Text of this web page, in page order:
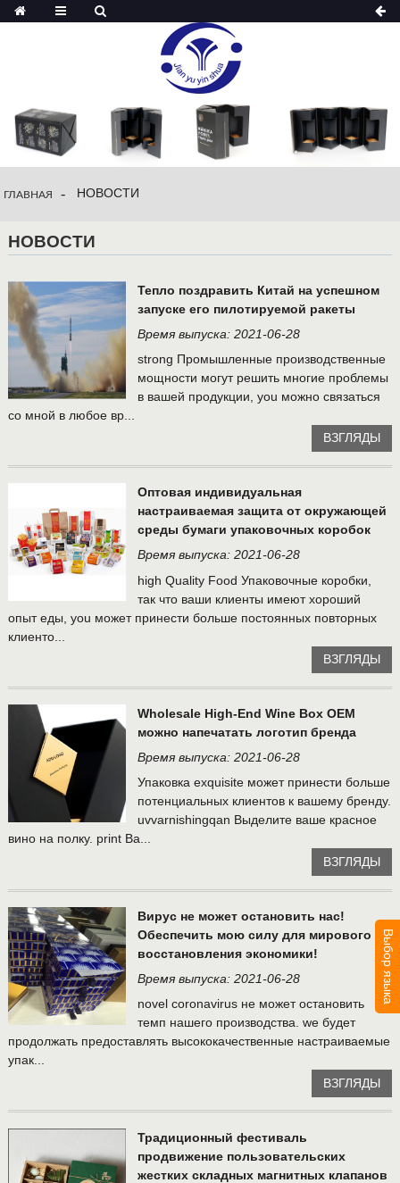
ГЛАВНАЯ НОВОСТИ
НОВОСТИ
Тепло поздравить Китай на успешном
запуске его пилотируемой ракеты
Время выпуска: 2021-06-28
strong Промышленные производственные
мощности могут решить многие проблемы
в вашей продукции, you можно связаться
со мной в любое вр...
ВЗГЛЯДЫ
Оптовая индивидуальная
настраиваемая защита от окружающей
среды бумаги упаковочных коробок
Время выпуска: 2021-06-28
high Quality Food Упаковочные коробки,
так что ваши клиенты имеют хороший
опыт еды, you может принести больше постоянных повторных
клиенто...
ВЗГЛЯДЫ
Wholesale High-End Wine Box OEM
можно напечатать логотип бренда
Время выпуска: 2021-06-28
Упаковка exquisite может принести больше
потенциальных клиентов к вашему бренду.
uvvarnishingqan Выделите ваше красное
вино на полку. print Ва...
ВЗГЛЯДЫ
Вирус не может остановить нас!
Обеспечить мою силу для мирового
восстановления экономики!
Время выпуска: 2021-06-28
novel coronavirus не может остановить
темп нашего производства. we будет
продолжать предоставлять высококачественные настраиваемые
упак...
ВЗГЛЯДЫ
Традиционный фестиваль
продвижение пользовательских
жестких складных магнитных клапанов
Выбор языка